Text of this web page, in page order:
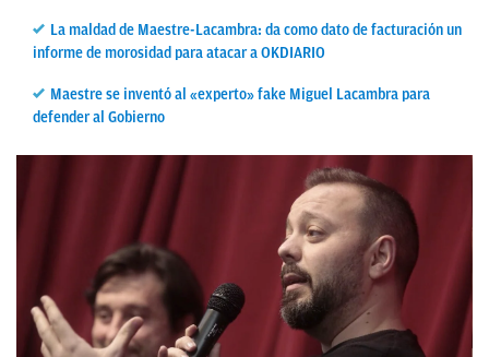
La maldad de Maestre-Lacambra: da como dato de facturación un
informe de morosidad para atacar a OKDIARIO
Maestre se inventó al «experto» fake Miguel Lacambra para
defender al Gobierno